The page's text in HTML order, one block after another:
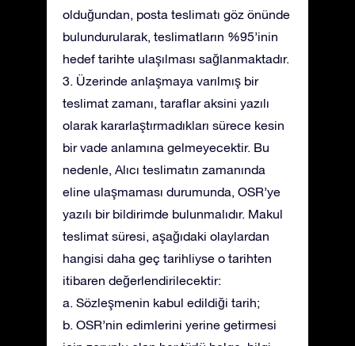
olduğundan, posta teslimatı göz önünde
bulundurularak, teslimatların %95’inin
hedef tarihte ulaşılması sağlanmaktadır.
3. Üzerinde anlaşmaya varılmış bir
teslimat zamanı, taraflar aksini yazılı
olarak kararlaştırmadıkları sürece kesin
bir vade anlamına gelmeyecektir. Bu
nedenle, Alıcı teslimatın zamanında
eline ulaşmaması durumunda, OSR’ye
yazılı bir bildirimde bulunmalıdır. Makul
teslimat süresi, aşağıdaki olaylardan
hangisi daha geç tarihliyse o tarihten
itibaren değerlendirilecektir:
a. Sözleşmenin kabul edildiği tarih;
b. OSR’nin edimlerini yerine getirmesi